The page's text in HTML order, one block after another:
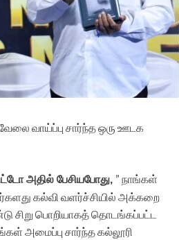
வாய்ப்பு சார்ந்த ஒரு ஊடக
அதில் பேசியபோது, ” நாங்கள்
கல்வி வளர்ச்சியில் அக்கறை
சிறு பொறியாகத் தொடங்கப்பட்ட
அமைப்பு சார்ந்த கல்லூரி